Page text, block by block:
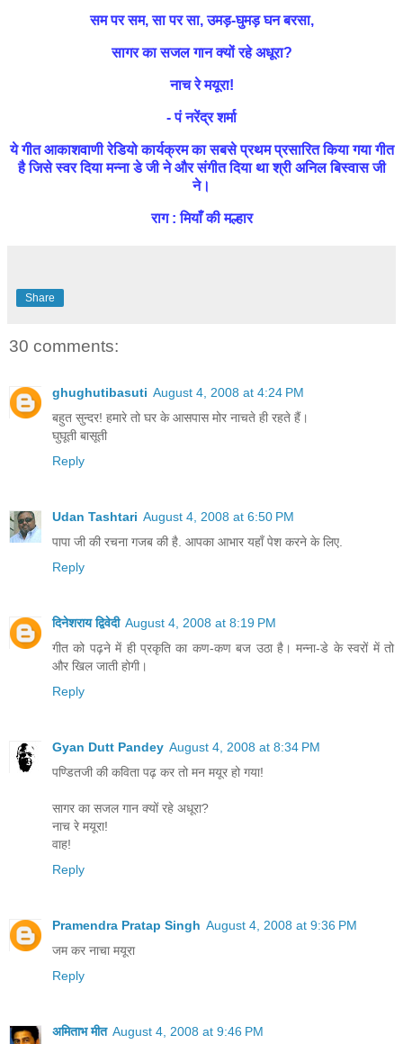
सम पर सम, सा पर सा, उमड़-घुमड़ घन बरसा,
सागर का सजल गान क्यों रहे अधूरा?
नाच रे मयूरा!
- पं नरेंद्र शर्मा
ये गीत आकाशवाणी रेडियो कार्यक्रम का सबसे प्रथम प्रसारित किया गया गीत
है जिसे स्वर दिया मन्ना डे जी ने और संगीत दिया था श्री अनिल बिस्वास जी
ने।
राग: मियाँ की मल्हार
Share
30 comments:
ghughutibasuti August 4, 2008 at 4:24 PM
बहुत सुन्दर! हमारे तो घर के आसपास मोर नाचते ही रहते हैं।
घुघूती बासूती
Reply
Udan Tashtari August 4, 2008 at 6:50 PM
पापा जी की रचना गजब की है. आपका आभार यहाँ पेश करने के लिए.
Reply
दिनेशराय द्विवेदी August 4, 2008 at 8:19 PM
गीत को पढ़ने में ही प्रकृति का कण-कण बज उठा है। मन्ना-डे के स्वरों में तो
और खिल जाती होगी।
Reply
Gyan Dutt Pandey August 4, 2008 at 8:34 PM
पण्डितजी की कविता पढ़ कर तो मन मयूर हो गया!
सागर का सजल गान क्यों रहे अधूरा?
नाच रे मयूरा!
वाह!
Reply
Pramendra Pratap Singh August 4, 2008 at 9:36 PM
जम कर नाचा मयूरा
Reply
अमिताभ मीत August 4, 2008 at 9:46 PM